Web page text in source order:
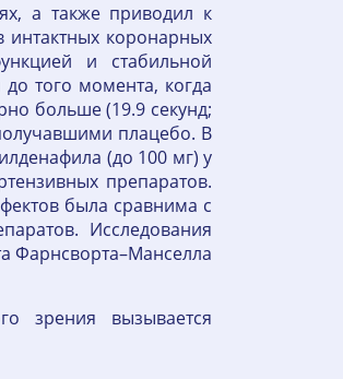
а также приводил к
интактных коронарных
и стабильной
того момента, когда
больше (19.9 секунд;
плацебо. В
(до 100 мг) у
препаратов.
была сравнима с
Исследования
Фарнсворта–Манселла
зрения вызывается